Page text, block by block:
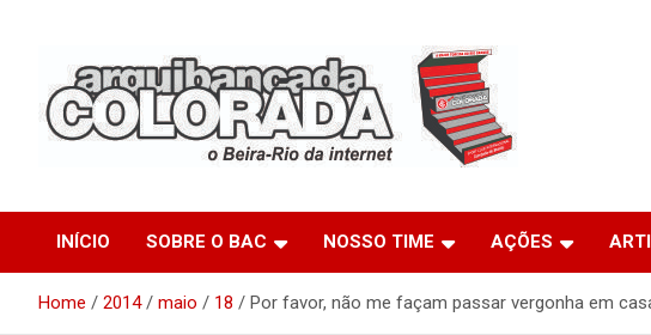
Arquibancada Colorada
INÍCIO SOBRE O BAC NOSSO TIME AÇÕES
Home 2014 maio 18 Por favor, não me façam passar vergonha em